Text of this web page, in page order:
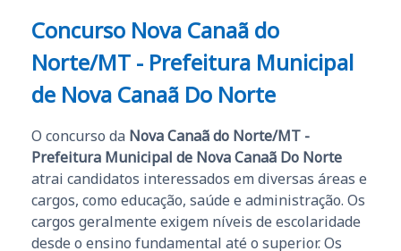
Concurso Nova Canaã do
Norte/MT - Prefeitura Municipal
de Nova Canaã Do Norte
O concurso da Nova Canaã do Norte/MT -
Prefeitura Municipal de Nova Canaã Do Norte
atrai candidatos interessados em diversas áreas e
cargos, como educação, saúde e administração. Os
cargos geralmente exigem níveis de escolaridade
desde o ensino fundamental até o superior. Os